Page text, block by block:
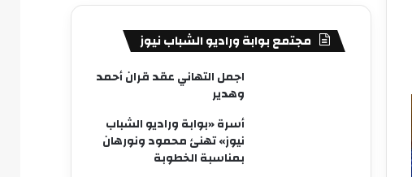
مجتمع بوابة وراديو الشباب نيوز
اجمل التهاني عقد قران أحمد
وهدير
أسرة «بوابة وراديو الشباب
نيوز» تهنئ محمود ونورهان
بمناسبة الخطوبة